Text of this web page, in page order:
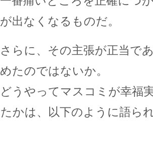
出なくなるものだ。
らに、その主張が正当で
たのではないか。
うやってマスコミが幸福
かは、以下のように語ら